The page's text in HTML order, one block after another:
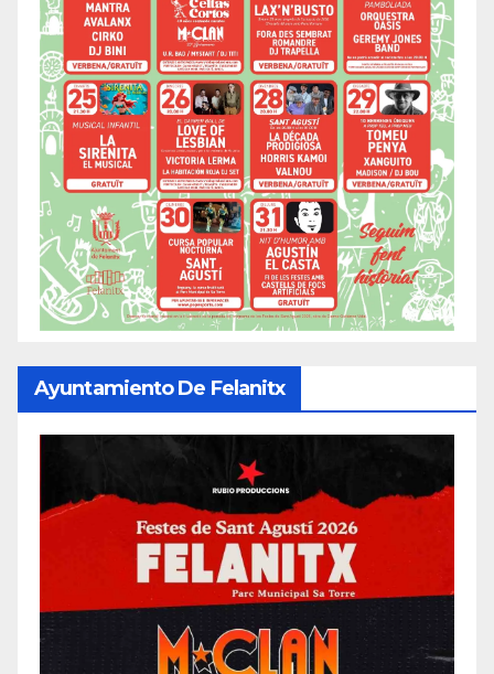
Ayuntamiento De Felanitx